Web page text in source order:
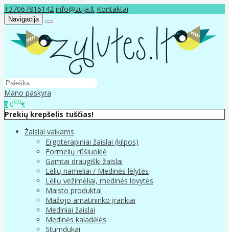
+37067816142 info@zuja.lt Kontaktai
Navigacija
Mano paskyra
0 000€
Prekių krepšelis tuščias!
Žaislai vaikams
Ergoterapiniai žaislai (kilpos)
Formelių rūšiuoklė
Gamtai draugiški žaislai
Lėlių nameliai / Medinės lėlytės
Lėlių vežimėliai, medinės lovytės
Maisto produktai
Mažojo amatininko įrankiai
Mediniai žaislai
Medinės kaladėlės
Stumdukai